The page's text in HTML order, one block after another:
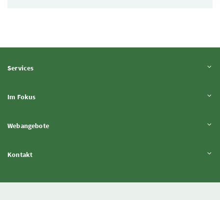
ServicesInhalt aufklappen
Im FokusInhalt aufklappen
WebangeboteInhalt aufklappen
KontaktInhalt aufklappen